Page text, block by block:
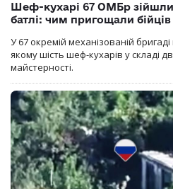
Шеф-кухарі 67 ОМБр
батлі: чим пригощали бійців
У 67 окремій механізованій
якому шість шеф-кухарів у складі
майстерності.